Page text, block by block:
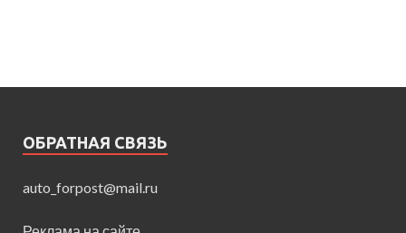
ОБРАТНАЯ СВЯЗЬ
auto_forpost@mail.ru